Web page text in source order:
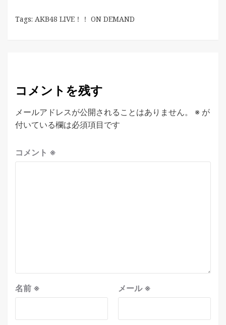
Tags: AKB48 LIVE！！ ON DEMAND
コメントを残す
メールアドレスが公開されることはありません。 ※ が
付いている欄は必須項目です
コメント ※
名前 ※ メール※